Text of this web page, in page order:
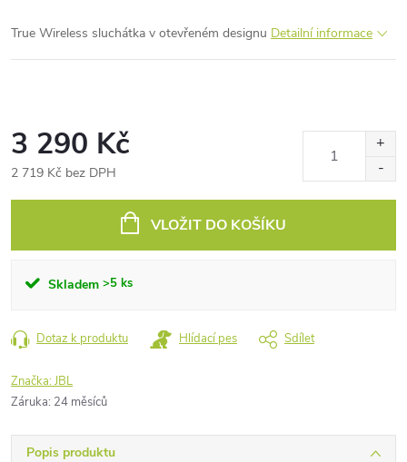
True Wireless sluchátka v otevřeném designu Detailní informace
Skladem >5 ks
3 290 Kč
2 719 Kč bez DPH
VLOŽIT DO KOŠÍKU
Dotaz k produktu Hlídací pes Sdílet
Značka:JBL
Záruka: 24 měsíců
Popis produktu